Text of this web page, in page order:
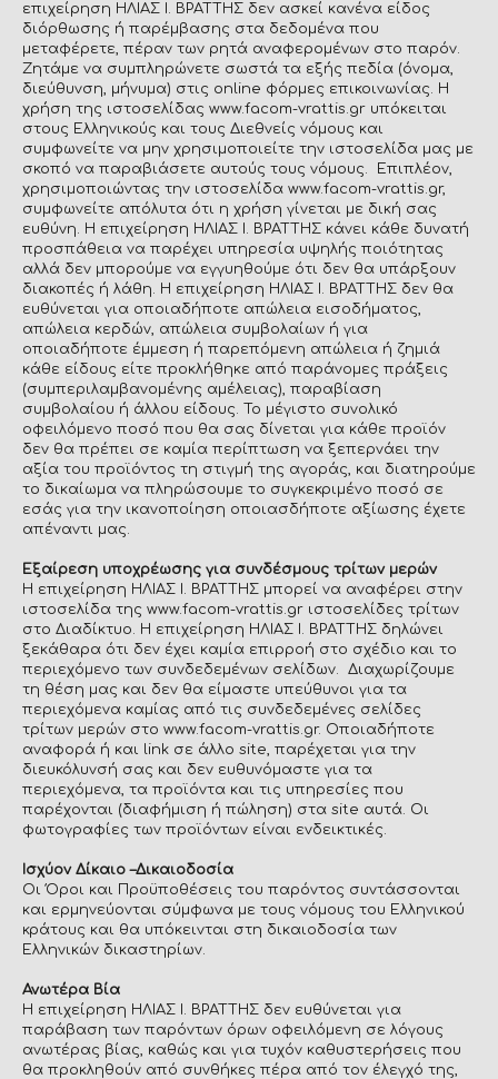
επιχείρηση ΗΛΙΑΣ Ι. ΒΡΑΤΤΗΣ δεν ασκεί κανένα είδος
διόρθωσης ή παρέμβασης στα δεδομένα που
μεταφέρετε, πέραν των ρητά αναφερομένων στο παρόν.
Ζητάμε να συμπληρώνετε σωστά τα εξής πεδία (όνομα,
διεύθυνση, μήνυμα) στις online φόρμες επικοινωνίας. Η
χρήση της ιστοσελίδας www.facom-vrattis.gr υπόκειται
στους Ελληνικούς και τους Διεθνείς νόμους και
συμφωνείτε να μην χρησιμοποιείτε την ιστοσελίδα μας με
σκοπό να παραβιάσετε αυτούς τους νόμους. Επιπλέον,
χρησιμοποιώντας την ιστοσελίδα www.facom-vrattis.gr,
συμφωνείτε απόλυτα ότι η χρήση γίνεται με δική σας
ευθύνη. Η επιχείρηση ΗΛΙΑΣ Ι. ΒΡΑΤΤΗΣ κάνει κάθε δυνατή
προσπάθεια να παρέχει υπηρεσία υψηλής ποιότητας
αλλά δεν μπορούμε να εγγυηθούμε ότι δεν θα υπάρξουν
διακοπές ή λάθη. Η επιχείρηση ΗΛΙΑΣ Ι. ΒΡΑΤΤΗΣ δεν θα
ευθύνεται για οποιαδήποτε απώλεια εισοδήματος,
απώλεια κερδών, απώλεια συμβολαίων ή για
οποιαδήποτε έμμεση ή παρεπόμενη απώλεια ή ζημιά
κάθε είδους είτε προκλήθηκε από παράνομες πράξεις
(συμπεριλαμβανομένης αμέλειας), παραβίαση
συμβολαίου ή άλλου είδους. Το μέγιστο συνολικό
οφειλόμενο ποσό που θα σας δίνεται για κάθε προϊόν
δεν θα πρέπει σε καμία περίπτωση να ξεπερνάει την
αξία του προϊόντος τη στιγμή της αγοράς, και διατηρούμε
το δικαίωμα να πληρώσουμε το συγκεκριμένο ποσό σε
εσάς για την ικανοποίηση οποιασδήποτε αξίωσης έχετε
απέναντι μας.
Εξαίρεση υποχρέωσης για συνδέσμους τρίτων μερών
Η επιχείρηση ΗΛΙΑΣ Ι. ΒΡΑΤΤΗΣ μπορεί να αναφέρει στην
ιστοσελίδα της www.facom-vrattis.gr ιστοσελίδες τρίτων
στο Διαδίκτυο. Η επιχείρηση ΗΛΙΑΣ Ι. ΒΡΑΤΤΗΣ δηλώνει
ξεκάθαρα ότι δεν έχει καμία επιρροή στο σχέδιο και το
περιεχόμενο των συνδεδεμένων σελίδων. Διαχωρίζουμε
τη θέση μας και δεν θα είμαστε υπεύθυνοι για τα
περιεχόμενα καμίας από τις συνδεδεμένες σελίδες
τρίτων μερών στο www.facom-vrattis.gr. Οποιαδήποτε
αναφορά ή και link σε άλλο site, παρέχεται για την
διευκόλυνσή σας και δεν ευθυνόμαστε για τα
περιεχόμενα, τα προϊόντα και τις υπηρεσίες που
παρέχονται (διαφήμιση ή πώληση) στα site αυτά. Οι
φωτογραφίες των προϊόντων είναι ενδεικτικές.
Ισχύον Δίκαιο –Δικαιοδοσία
Οι Όροι και Προϋποθέσεις του παρόντος συντάσσονται
και ερμηνεύονται σύμφωνα με τους νόμους του Ελληνικού
κράτους και θα υπόκεινται στη δικαιοδοσία των
Ελληνικών δικαστηρίων.
Ανωτέρα Βία
Η επιχείρηση ΗΛΙΑΣ Ι. ΒΡΑΤΤΗΣ δεν ευθύνεται για
παράβαση των παρόντων όρων οφειλόμενη σε λόγους
ανωτέρας βίας, καθώς και για τυχόν καθυστερήσεις που
θα προκληθούν από συνθήκες πέρα από τον έλεγχό της,